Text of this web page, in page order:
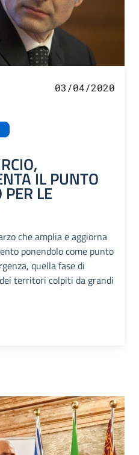
03/04/2020
IL PUNTO
LE
che amplia e aggiorna
ponendolo come punto
quella fase di
territori colpiti da grandi